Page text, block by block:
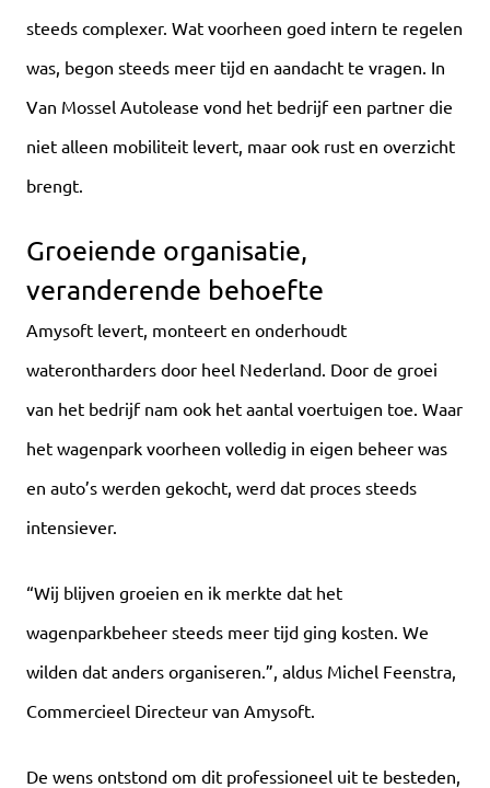
steeds complexer. Wat voorheen goed intern te regelen
was, begon steeds meer tijd en aandacht te vragen. In
Van Mossel Autolease vond het bedrijf een partner die
niet alleen mobiliteit levert, maar ook rust en overzicht
brengt.
Groeiende organisatie,
veranderende behoefte
Amysoft levert, monteert en onderhoudt
waterontharders door heel Nederland. Door de groei
van het bedrijf nam ook het aantal voertuigen toe. Waar
het wagenpark voorheen volledig in eigen beheer was
en auto’s werden gekocht, werd dat proces steeds
intensiever.
“Wij blijven groeien en ik merkte dat het
wagenparkbeheer steeds meer tijd ging kosten. We
wilden dat anders organiseren.”, aldus Michel Feenstra,
Commercieel Directeur van Amysoft.
De wens ontstond om dit professioneel uit te besteden,